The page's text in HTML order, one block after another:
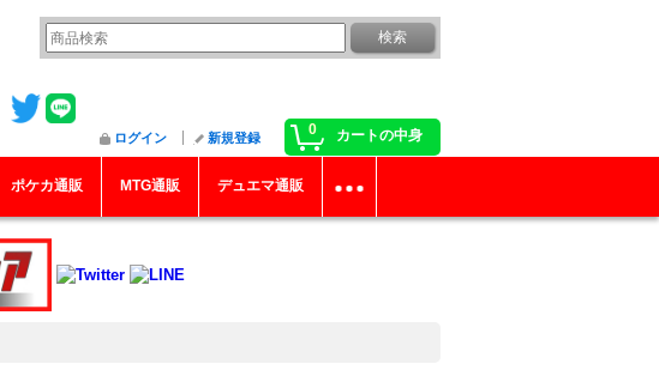
0 カートの中身
ログイン 新規登録
ポケカ通販 MTG通販 デュエマ通販